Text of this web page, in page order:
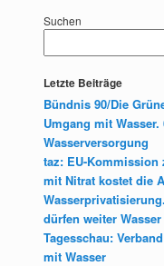
Suchen
Letzte Beiträge
Bündnis 90/Die
Umgang mit
Wasserversorgung
taz: EU-
mit Nitrat kostet die
dürfen weiter
Tagesschau:
mit Wasser